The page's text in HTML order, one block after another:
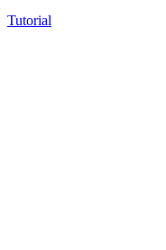
Tutorial